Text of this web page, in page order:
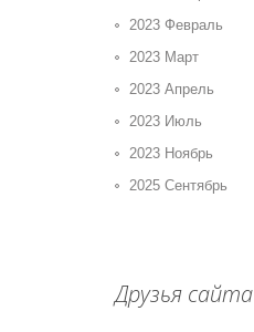
2023 Февраль
2023 Март
2023 Апрель
2023 Июль
2023 Ноябрь
2025 Сентябрь
Друзья сайта